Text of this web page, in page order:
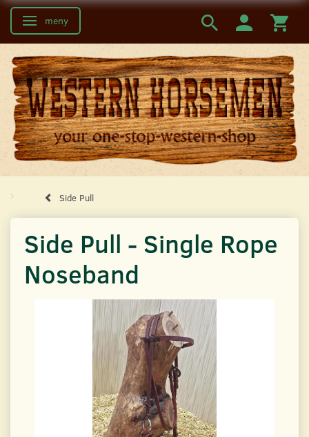
Ändra navigering
meny
Side Pull
Side Pull - Single Rope
Noseband